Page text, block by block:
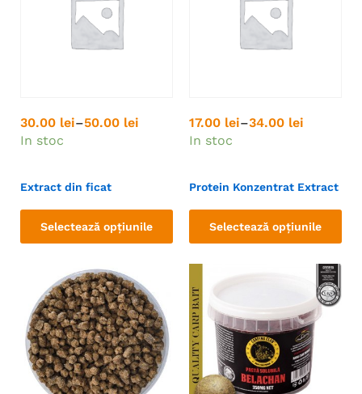
30.00 lei–50.00 lei
In stoc
Extract din ficat
Selectează opțiunile
17.00 lei–34.00 lei
In stoc
Protein Konzentrat Extract
Selectează opțiunile